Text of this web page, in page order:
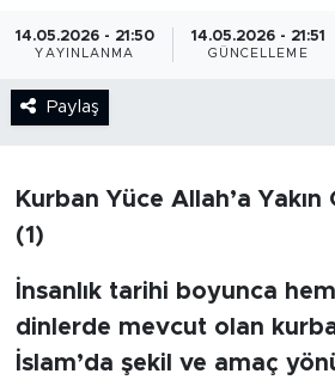
14.05.2026 - 21:50
YAYINLANMA
14.05.2026 - 21:51
GÜNCELLEME
Paylaş
Kurban Yüce Allah’a Yakın
(1)
İnsanlık tarihi boyunca
dinlerde mevcut olan
İslam’da şekil ve amaç
GÜNCEL
KARİKATÜR
ANALİZ
NOSTALJİ
Son Dakika Haberleri
Haber Arşivi